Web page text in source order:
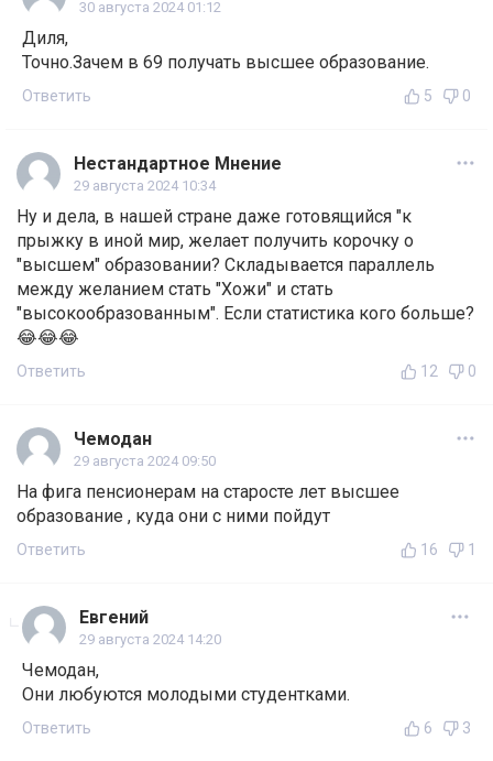
30 августа 2024 01:12
Диля,
Точно.Зачем в 69 получать высшее образование.
Ответить 5 0
Нестандартное Мнение
29 августа 2024 10:34
Ну и дела, в нашей стране даже готовящийся "к
прыжку в иной мир, желает получить корочку о
"высшем" образовании? Складывается параллель
между желанием стать "Хожи" и стать
"высокообразованным". Если статистика кого больше?
😂😂😂
Ответить 12 0
Чемодан
29 августа 2024 09:50
На фига пенсионерам на старосте лет высшее
образование , куда они с ними пойдут
Ответить 16 1
Евгений
29 августа 2024 14:20
Чемодан,
Они любуются молодыми студентками.
Ответить 6 3